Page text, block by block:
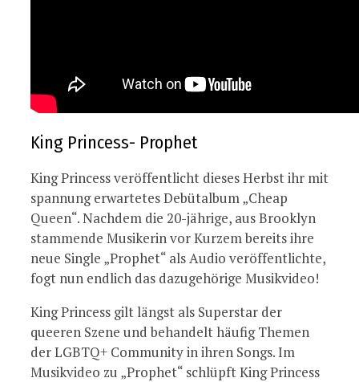
King Princess- Prophet
King Princess veröffentlicht dieses Herbst ihr mit
spannung erwartetes Debütalbum „Cheap
Queen“. Nachdem die 20-jährige, aus Brooklyn
stammende Musikerin vor Kurzem bereits ihre
neue Single „Prophet“ als Audio veröffentlichte,
fogt nun endlich das dazugehörige Musikvideo!
King Princess gilt längst als Superstar der
queeren Szene und behandelt häufig Themen
der LGBTQ+ Community in ihren Songs. Im
Musikvideo zu „Prophet“ schlüpft King Princess